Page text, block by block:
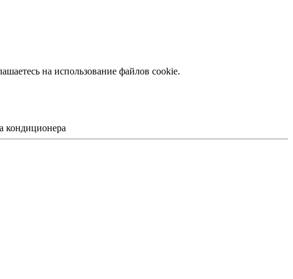
на использование файлов сookie.
кондиционера